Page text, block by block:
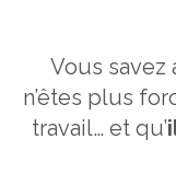
Vous
n’êtes plus
travail… et qu’